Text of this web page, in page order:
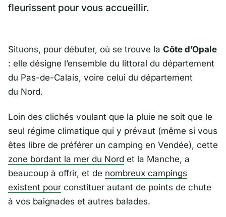
fleurissent pour vous accueillir.
Situons, pour débuter, où se trouve la Côte d’Opale
: elle désigne l’ensemble du littoral du département
du Pas-de-Calais, voire celui du département
du Nord.
Loin des clichés voulant que la pluie ne soit que le
seul régime climatique qui y prévaut (même si vous
êtes libre de préférer un camping en Vendée), cette
zone bordant la mer du Nord et la Manche, a
beaucoup à offrir, et de nombreux campings
existent pour constituer autant de points de chute
à vos baignades et autres balades.